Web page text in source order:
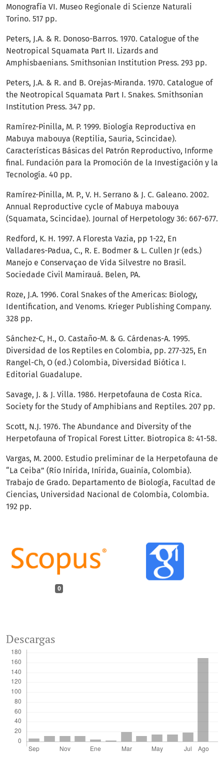
0
Descargas
Monografía VI. Museo Regionale di Scienze Naturali
Torino. 517 pp.
Peters, J.A. & R. Donoso-Barros. 1970. Catalogue of the
Neotropical Squamata Part II. Lizards and
Amphisbaenians. Smithsonian Institution Press. 293 pp.
Peters, J.A. & R. and B. Orejas-Miranda. 1970. Catalogue of
the Neotropical Squamata Part I. Snakes. Smithsonian
Institution Press. 347 pp.
Ramírez-Pinilla, M. P. 1999. Biología Reproductiva en
Mabuya mabouya (Reptilia, Sauria, Scincidae).
Características Básicas del Patrón Reproductivo, Informe
final. Fundación para la Promoción de la Investigación y la
Tecnología. 40 pp.
Ramírez-Pinilla, M. P., V. H. Serrano & J. C. Galeano. 2002.
Annual Reproductive cycle of Mabuya mabouya
(Squamata, Scincidae). Journal of Herpetology 36: 667-677.
Redford, K. H. 1997. A Floresta Vazia, pp 1-22, En
Valladares-Padua, C., R. E. Bodmer & L. Cullen Jr (eds.)
Manejo e Conservaçao de Vida Silvestre no Brasil.
Sociedade Civil Mamirauá. Belen, PA.
Roze, J.A. 1996. Coral Snakes of the Americas: Biology,
Identification, and Venoms. Krieger Publishing Company.
328 pp.
Sánchez-C, H., O. Castaño-M. & G. Cárdenas-A. 1995.
Diversidad de los Reptiles en Colombia, pp. 277-325, En
Rangel-Ch, O (ed.) Colombia, Diversidad Biótica I.
Editorial Guadalupe.
Savage, J. & J. Villa. 1986. Herpetofauna de Costa Rica.
Society for the Study of Amphibians and Reptiles. 207 pp.
Scott, N.J. 1976. The Abundance and Diversity of the
Herpetofauna of Tropical Forest Litter. Biotropica 8: 41-58.
Vargas, M. 2000. Estudio preliminar de la Herpetofauna de
“La Ceiba” (Río Inírida, Inírida, Guainía, Colombia).
Trabajo de Grado. Departamento de Biología, Facultad de
Ciencias, Universidad Nacional de Colombia, Colombia.
192 pp.